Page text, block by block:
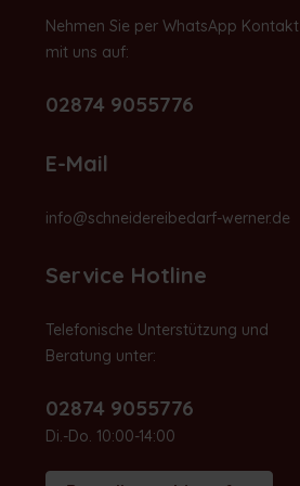
Nehmen Sie per WhatsApp Kontakt
mit uns auf:
02874 9055776
E-Mail
info@schneidereibedarf-werner.de
Service Hotline
Telefonische Unterstützung und
Beratung unter:
02874 9055776
Di.-Do. 10:00-14:00